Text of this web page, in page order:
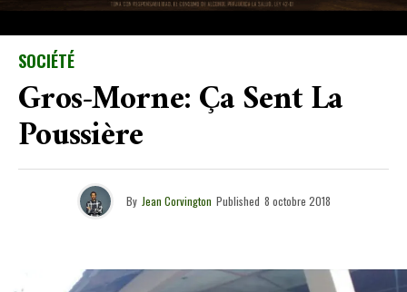
SOCIÉTÉ
Gros-Morne: Ça Sent La
Poussière
By Jean Corvington Published 8 octobre 2018